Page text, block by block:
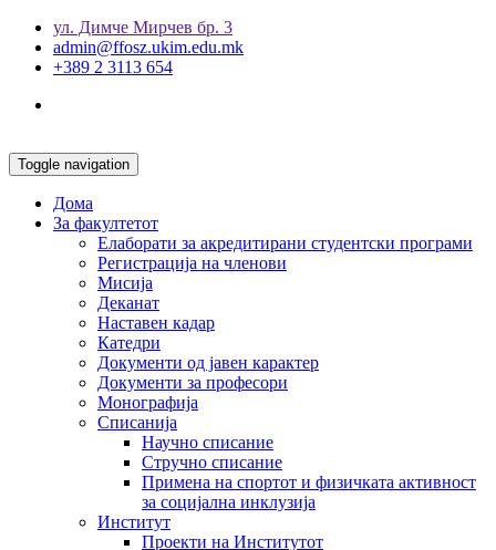
ул. Димче Мирчев бр. 3
admin@ffosz.ukim.edu.mk
+389 2 3113 654
Toggle navigation
Дома
За факултетот
Елаборати за акредитирани студентски програми
Регистрација на членови
Мисија
Деканат
Наставен кадар
Катедри
Документи од јавен карактер
Документи за професори
Монографија
Списанија
Научно списание
Стручно списание
Примена на спортот и физичката активност
за социјална инклузија
Институт
Проекти на Институтот